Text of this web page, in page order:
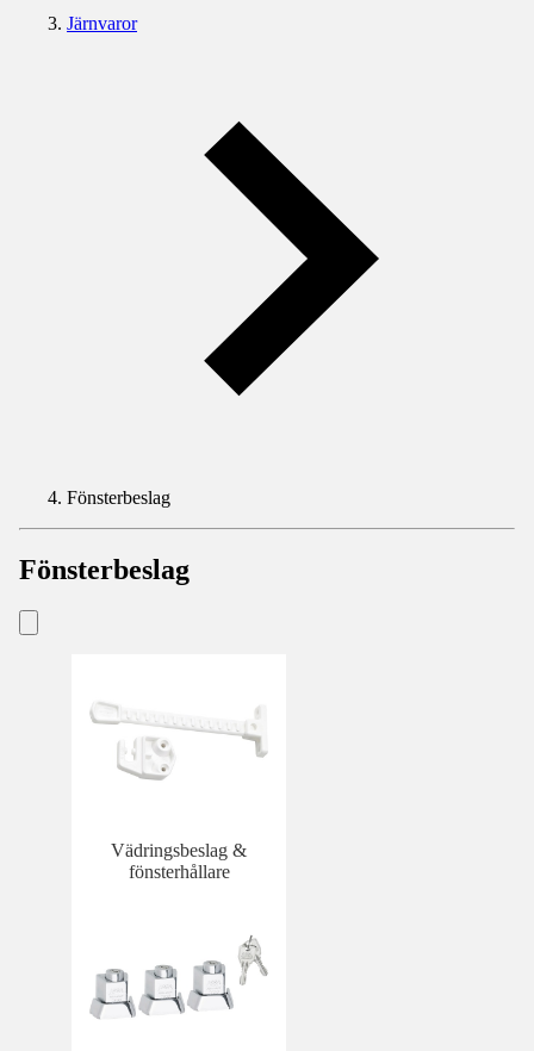
Järnvaror
Fönsterbeslag
Fönsterbeslag
Vädringsbeslag &
fönsterhållare